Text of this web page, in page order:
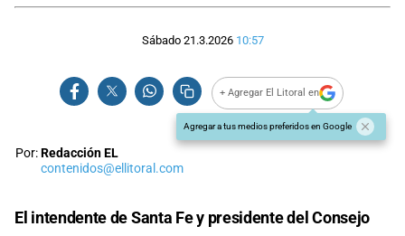
Sábado 21.3.2026 10:57
+ Agregar El Litoral en
Agregar a tus medios preferidos en Google
Por:Redacción EL
contenidos@ellitoral.com
El intendente de Santa Fe y presidente del Consejo